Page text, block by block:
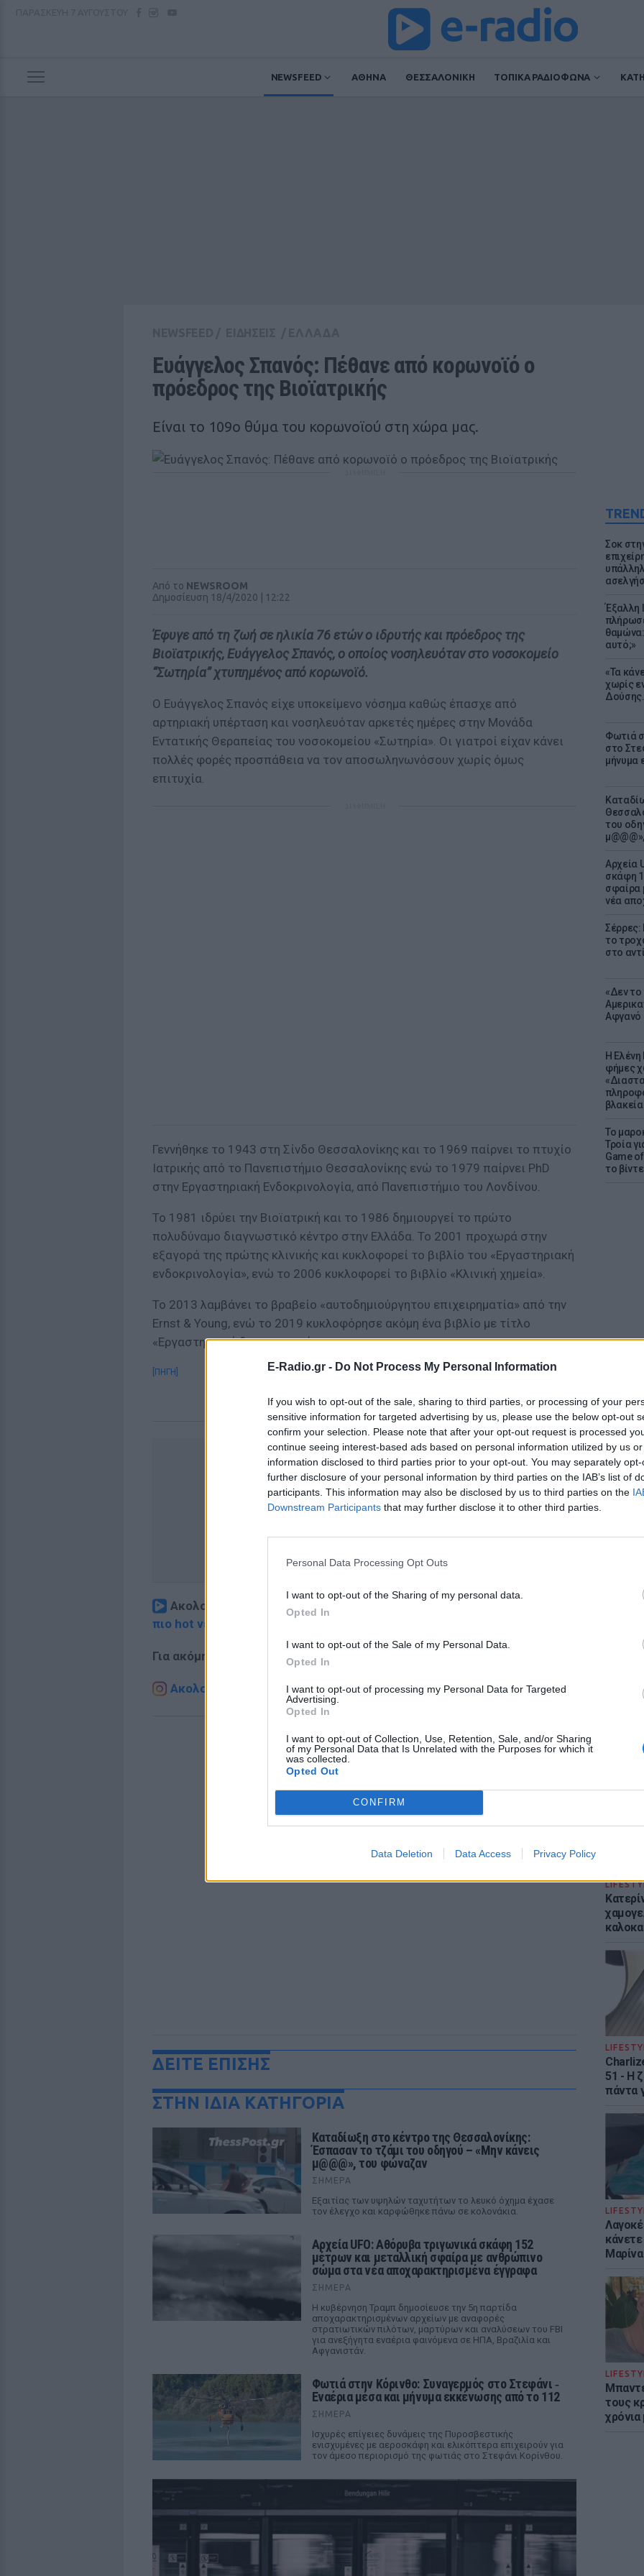
E-Radio.gr - Do Not Process My Personal Information
If you wish to opt-out of the sale, sharing to third parties, or processing of your
sensitive information for targeted advertising by us, please use the below opt-out
confirm your selection. Please note that after your opt-out request is processed
continue seeing interest-based ads based on personal information utilized by us
information disclosed to third parties prior to your opt-out. You may separately
further disclosure of your personal information by third parties on the IAB’s list of
participants. This information may also be disclosed by us to third parties on the
Downstream Participants that may further disclose it to other third parties.
Personal Data Processing Opt Outs
I want to opt-out of the Sharing of my personal data.
Opted In
I want to opt-out of the Sale of my Personal Data.
Opted In
I want to opt-out of processing my Personal Data for Targeted
Advertising.
Opted In
I want to opt-out of Collection, Use, Retention, Sale, and/or Sharing
of my Personal Data that Is Unrelated with the Purposes for which it
was collected.
Opted Out
CONFIRM
Data Deletion Data Access Privacy Policy
NEWSFEED ΑΘΗΝΑ ΘΕΣΣΑΛΟΝΙΚΗ ΤΟΠΙΚΑ ΡΑΔΙΟΦΩΝΑ
Σοκ
Έξαλλη
αυτό;»
«Τα
χωρίς
Φωτιά
στο
μήνυμα
του
Αρχεία
σκάφη
σφαίρα
νέα
Σέρρες:
το
στο
«Δεν το
Αφγανό
Η
φήμες
Το
Τροία
Game
το
Η
και
την
προς
51 - H
πάντα
τους
χρόνια
Ευάγγελος Σπανός: Πέθανε από κορωνοϊό ο
πρόεδρος της Βιοϊατρικής
Είναι το 109ο θύμα του κορωνοϊού στη χώρα μας.
Από το NEWSROOM
Δημοσίευση 18/4/2020 | 12:22
Έφυγε από τη ζωή σε ηλικία 76 ετών ο ιδρυτής και πρόεδρος της
Βιοϊατρικής, Ευάγγελος Σπανός, ο οποίος νοσηλευόταν στο νοσοκομείο
“Σωτηρία” χτυπημένος από κορωνοϊό.
Ο Ευάγγελος Σπανός είχε υποκείμενο νόσημα καθώς έπασχε από
αρτηριακή υπέρταση και νοσηλευόταν αρκετές ημέρες στην Μονάδα
Εντατικής Θεραπείας του νοσοκομείου «Σωτηρία». Οι γιατροί είχαν κάνει
πολλές φορές προσπάθεια να τον αποσωληνωνόσουν χωρίς όμως
επιτυχία.
Γεννήθηκε το 1943 στη Σίνδο Θεσσαλονίκης και το 1969 παίρνει το πτυχίο
Ιατρικής από το Πανεπιστήμιο Θεσσαλονίκης ενώ το 1979 παίρνει PhD
στην Εργαστηριακή Ενδοκρινολογία, από Πανεπιστήμιο του Λονδίνου.
Το 1981 ιδρύει την Βιοϊατρική και το 1986 δημιουργεί το πρώτο
πολυδύναμο διαγνωστικό κέντρο στην Ελλάδα. Το 2001 προχωρά στην
εξαγορά της πρώτης κλινικής και κυκλοφορεί το βιβλίο του «Εργαστηριακή
ενδοκρινολογία», ενώ το 2006 κυκλοφορεί το βιβλίο «Κλινική χημεία».
Το 2013 λαμβάνει το βραβείο «αυτοδημιούργητου επιχειρηματία» από την
Ernst & Young, ενώ το 2019 κυκλοφόρησε ακόμη ένα βιβλίο με τίτλο
«Εργαστηριακή διαγνωστική».
[ΠΗΓΗ]
ΔΙΑΦΗΜΙΣΗ
Ακολουθήστε το E-Radio.gr στο
πιο hot νέα
Για ακόμη περισσότερανέα , μπείτε στην
Ακολουθήστε το E-Radio.gr και στο Instagram
ΔΕΙΤΕ ΕΠΙΣΗΣ
ΣΤΗΝ ΙΔΙΑ ΚΑΤΗΓΟΡΙΑ
Καταδίωξη στο κέντρο της Θεσσαλονίκης:
Έσπασαν το τζάμι του οδηγού – «Μην κάνεις
μ@@@», του φώναζαν
ΣΉΜΕΡΑ
Εξαιτίας των υψηλών ταχυτήτων το λευκό όχημα έχασε
τον έλεγχο και καρφώθηκε πάνω σε κολονάκια.
Αρχεία UFO: Αθόρυβα τριγωνικά σκάφη 152
μέτρων και μεταλλική σφαίρα με ανθρώπινο
σώμα στα νέα αποχαρακτηρισμένα έγγραφα
ΣΉΜΕΡΑ
Η κυβέρνηση Τραμπ δημοσίευσε την 5η παρτίδα
αποχαρακτηρισμένων αρχείων με αναφορές
στρατιωτικών πιλότων, μαρτύρων και αναλύσεων του FBI
για ανεξήγητα εναέρια φαινόμενα σε ΗΠΑ, Βραζιλία και
Αφγανιστάν.
Φωτιά στην Κόρινθο: Συναγερμός στο Στεφάνι ‑
Εναέρια μέσα και μήνυμα εκκένωσης από το 112
ΣΉΜΕΡΑ
Ισχυρές επίγειες δυνάμεις της Πυροσβεστικής
ενισχυμένες με αεροσκάφη και ελικόπτερα επιχειρούν για
τον άμεσο περιορισμό της φωτιάς στο Στεφάνι Κορίνθου.